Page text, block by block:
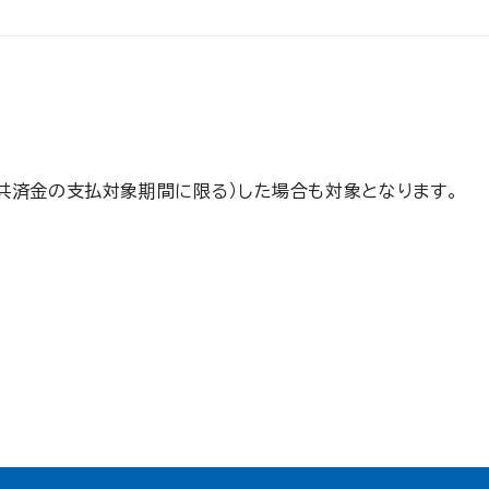
金の支払対象期間に限る）した場合も対象となります。